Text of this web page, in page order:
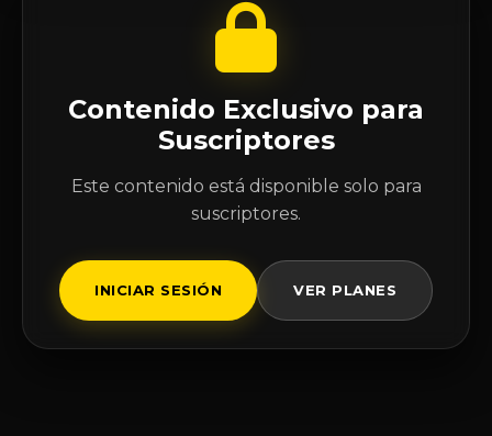
Contenido Exclusivo para
Suscriptores
Este contenido está disponible solo para
suscriptores.
INICIAR SESIÓN VER PLANES